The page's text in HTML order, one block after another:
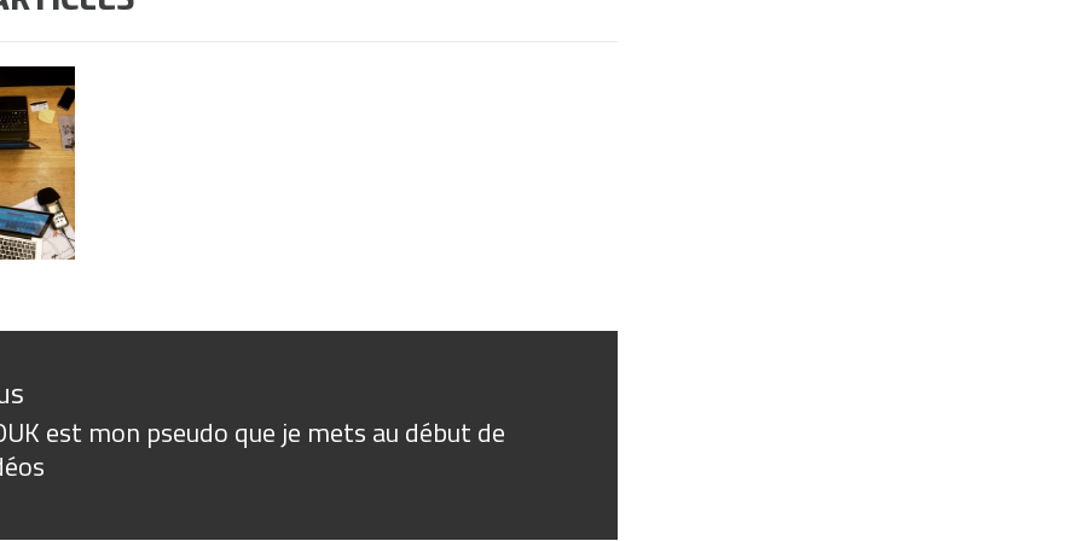
est mon pseudo que je mets au début de